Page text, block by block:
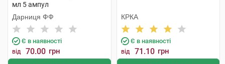
мл 5 ампул
Дарниця ФФ
Є в наявності
від 70.00 грн
КРКА
Є в наявності
від 71.10 грн